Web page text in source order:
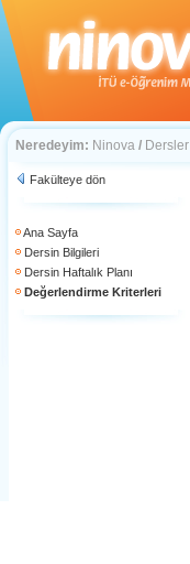
Neredeyim: Ninova / Dersler
Fakülteye dön
Ana Sayfa
Dersin Bilgileri
Dersin Haftalık Planı
Değerlendirme Kriterleri